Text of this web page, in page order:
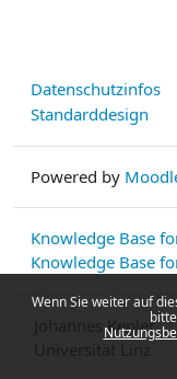
Wenn Sie weiter auf
Datenschutzinfos
Standarddesign
Powered by
Knowledge Base
Knowledge Base
Johannes Kepler